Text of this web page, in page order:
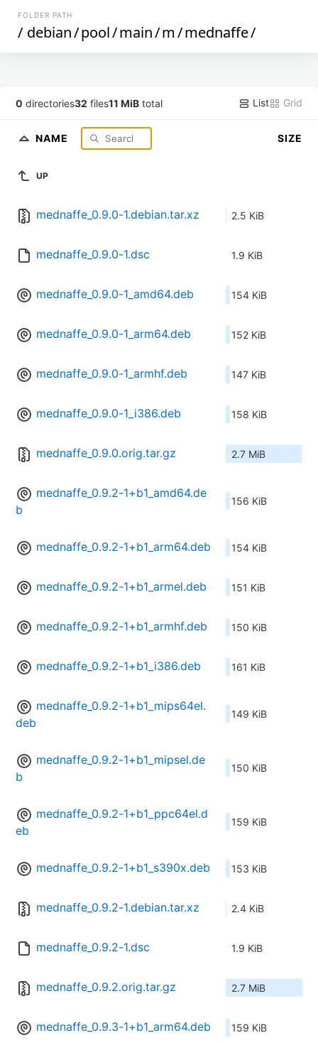
FOLDER PATH
/ debian/pool/main/m/mednaffe/
0 directories32 files11 MiB total List Grid
NAME SIZE
UP
mednaffe_0.9.0-1.debian.tar.xz 2.5 KiB
mednaffe_0.9.0-1.dsc 1.9 KiB
mednaffe_0.9.0-1_amd64.deb 154 KiB
mednaffe_0.9.0-1_arm64.deb 152 KiB
mednaffe_0.9.0-1_armhf.deb 147 KiB
mednaffe_0.9.0-1_i386.deb 158 KiB
mednaffe_0.9.0.orig.tar.gz 2.7 MiB
mednaffe_0.9.2-1+b1_amd64.de
b
156 KiB
mednaffe_0.9.2-1+b1_arm64.deb 154 KiB
mednaffe_0.9.2-1+b1_armel.deb 151 KiB
mednaffe_0.9.2-1+b1_armhf.deb 150 KiB
mednaffe_0.9.2-1+b1_i386.deb 161 KiB
mednaffe_0.9.2-1+b1_mips64el.
deb
149 KiB
mednaffe_0.9.2-1+b1_mipsel.de
b
150 KiB
mednaffe_0.9.2-1+b1_ppc64el.d
eb
159 KiB
mednaffe_0.9.2-1+b1_s390x.deb 153 KiB
mednaffe_0.9.2-1.debian.tar.xz 2.4 KiB
mednaffe_0.9.2-1.dsc 1.9 KiB
mednaffe_0.9.2.orig.tar.gz 2.7 MiB
mednaffe_0.9.3-1+b1_arm64.deb 159 KiB